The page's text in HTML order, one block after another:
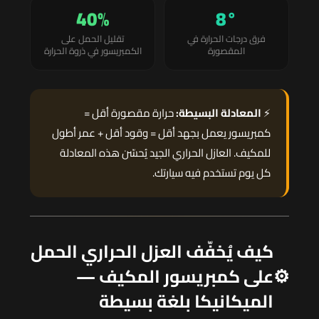
8°
فرق درجات الحرارة في
المقصورة
40%
تقليل الحمل على
الكمبريسور في ذروة الحرارة
⚡المعادلة البسيطة:حرارة مقصورة أقل =
كمبريسور يعمل بجهد أقل = وقود أقل + عمر أطول
للمكيف. العازل الحراري الجيد يُحسّن هذه المعادلة
كل يوم تستخدم فيه سيارتك.
⚙️
كيف يُخفّف العزل الحراري الحمل
على كمبريسور المكيف —
الميكانيكا بلغة بسيطة